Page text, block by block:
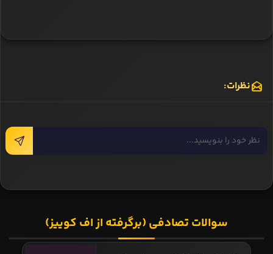
نظرات:
سوالات تصادفی (برگرفته از اف کوییز)